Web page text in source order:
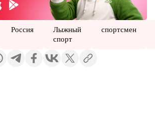
Россия
Лыжный
спорт
спортсмен